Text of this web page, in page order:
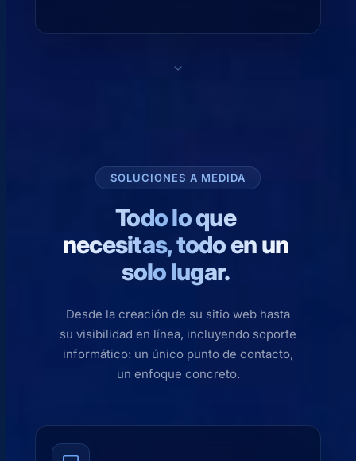
SOLUCIONES A MEDIDA
Todo lo que
necesitas, todo en un
solo lugar.
Desde la creación de su sitio web hasta
su visibilidad en línea, incluyendo soporte
informático: un único punto de contacto,
un enfoque concreto.